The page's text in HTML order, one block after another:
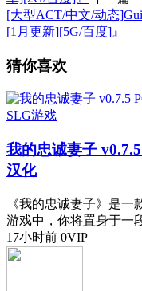
[大型ACT/中文/动态
[1月更新][5G/百度]』
猜你喜欢
SLG游戏
我的忠诚妻子
汉化
《我的忠诚妻子》是一
游戏中，你将置身于一
17小时前 0VIP